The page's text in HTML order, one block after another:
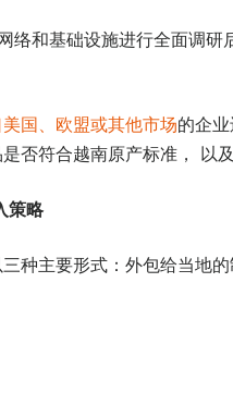
络和基础设施进行全面调研
国、欧盟或其他市场的企
否符合越南原产标准， 以
策略
种主要形式：外包给当地